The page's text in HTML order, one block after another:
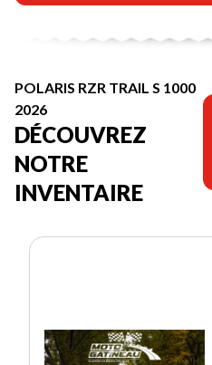
POLARIS RZR TRAIL S 1000
2026
DÉCOUVREZ
NOTRE
INVENTAIRE